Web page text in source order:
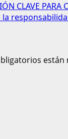
CLAVE PARA
están